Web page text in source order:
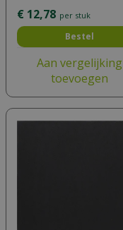
€ 12,78 per stuk
Bestel
Aan vergelijking
toevoegen